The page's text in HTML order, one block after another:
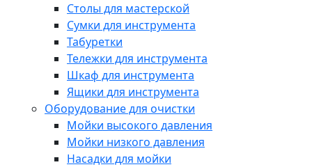
Столы для мастерской
Сумки для инструмента
Табуретки
Тележки для инструмента
Шкаф для инструмента
Ящики для инструмента
Оборудование для очистки
Мойки высокого давления
Мойки низкого давления
Насадки для мойки